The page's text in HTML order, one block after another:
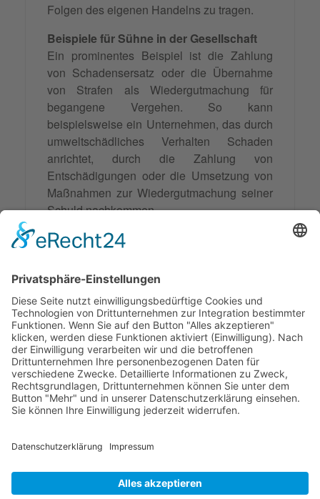
Folgen des eigenen Handelns zu tragen.
Beispiele für Sühne in der Gesellschaft
Ein prominentes Beispiel ist die Zahlung
von Schadensersatz oder die Übernahme
von Strafen als Wiedergutmachung für
begangene Vergehen. So kann
beispielsweise ein Unternehmen, das durch
umweltschädliches Verhalten Schaden
anrichtet, durch die Zahlung von
Entschädigungen oder die Umsetzung von
Maßnahmen zur Wiedergutmachung seiner
Schuld nachkommen.
spielt Sühne eine wichtige Rolle. Eine
Bemühen, den angerichteten Schaden
wieder gut zu machen, können dabei helfen,
Beziehungen zu reparieren undVertrauen
wiederherzustellen.
© 2026 Frank Hartung Ihr Mediator bei Konflikten in Familie,